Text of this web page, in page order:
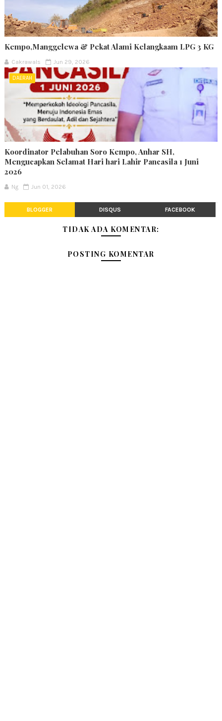
Kempo,Manggelewa & Pekat Alami Kelangkaam LPG 3 KG
Cakrawals Jun 29, 2026
DAERAH
Koordinator Pelabuhan Soro Kempo, Anhar SH,
Mengucapkan Selamat Hari hari Lahir Pancasila 1 Juni
2026
Ng Jun 01, 2026
BLOGGER DISQUS FACEBOOK
TIDAK ADA KOMENTAR:
POSTING KOMENTAR